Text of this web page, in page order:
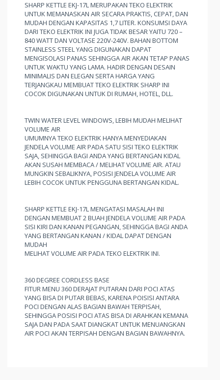
SHARP KETTLE EKJ-17L MERUPAKAN TEKO ELEKTRIK
UNTUK MEMANASKAN AIR SECARA PRAKTIS, CEPAT, DAN
MUDAH DENGAN KAPASITAS 1,7 LITER. KONSUMSI DAYA
DARI TEKO ELEKTRIK INI JUGA TIDAK BESAR YAITU 720 –
840 WATT DAN VOLTASE 220V-240V. BAHAN BOTTOM
STAINLESS STEEL YANG DIGUNAKAN DAPAT
MENGISOLASI PANAS SEHINGGA AIR AKAN TETAP PANAS
UNTUK WAKTU YANG LAMA. HADIR DENGAN DESAIN
MINIMALIS DAN ELEGAN SERTA HARGA YANG
TERJANGKAU MEMBUAT TEKO ELEKTRIK SHARP INI
COCOK DIGUNAKAN UNTUK DI RUMAH, HOTEL, DLL.
TWIN WATER LEVEL WINDOWS, LEBIH MUDAH MELIHAT
VOLUME AIR
UMUMNYA TEKO ELEKTRIK HANYA MENYEDIAKAN
JENDELA VOLUME AIR PADA SATU SISI TEKO ELEKTRIK
SAJA, SEHINGGA BAGI ANDA YANG BERTANGAN KIDAL
AKAN SUSAH MEMBACA / MELIHAT VOLUME AIR. ATAU
MUNGKIN SEBALIKNYA, POSISI JENDELA VOLUME AIR
LEBIH COCOK UNTUK PENGGUNA BERTANGAN KIDAL.
SHARP KETTLE EKJ-17L MENGATASI MASALAH INI
DENGAN MEMBUAT 2 BUAH JENDELA VOLUME AIR PADA
SISI KIRI DAN KANAN PEGANGAN, SEHINGGA BAGI ANDA
YANG BERTANGAN KANAN / KIDAL DAPAT DENGAN
MUDAH
MELIHAT VOLUME AIR PADA TEKO ELEKTRIK INI.
360 DEGREE CORDLESS BASE
FITUR MENU 360 DERAJAT PUTARAN DARI POCI ATAS
YANG BISA DI PUTAR BEBAS, KARENA POISISI ANTARA
POCI DENGAN ALAS BAGIAN BAWAH TERPISAH,
SEHINGGA POSISI POCI ATAS BISA DI ARAHKAN KEMANA
SAJA DAN PADA SAAT DIANGKAT UNTUK MENUANGKAN
AIR POCI AKAN TERPISAH DENGAN BAGIAN BAWAHNYA.